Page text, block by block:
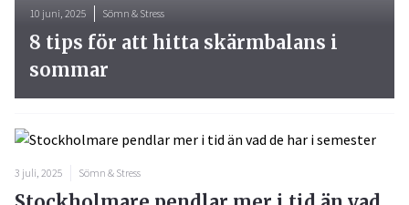
3 juli, 2025 Sömn & Stress
10 juni, 2025 Sömn & Stress
8 tips för att hitta skärmbalans i
sommar